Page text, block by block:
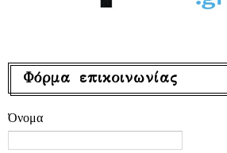
Φόρμα επικοινωνίας
Όνομα